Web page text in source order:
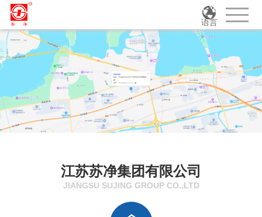
语言
江苏苏净集团有限公司
JIANGSU SUJING GROUP CO.,LTD